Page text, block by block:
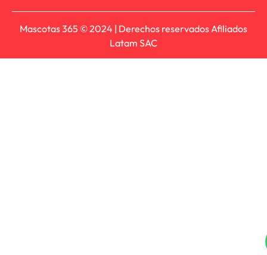
Mascotas 365 © 2024 | Derechos reservados Afiliados
Latam SAC